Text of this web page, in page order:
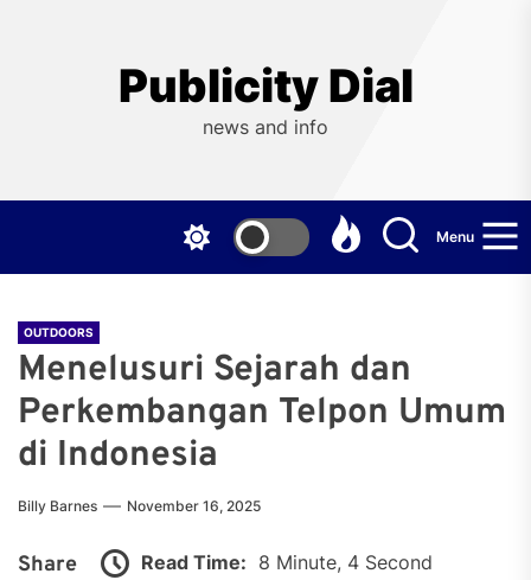
Publicity Dial
news and info
Menu
OUTDOORS
Menelusuri Sejarah dan
Perkembangan Telpon Umum
di Indonesia
Billy Barnes November 16, 2025
Share Read Time: 8 Minute, 4 Second